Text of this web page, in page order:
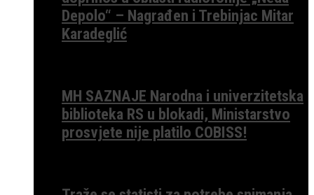
Depolo“ – Nagrađen i Trebinjac Mitar
Karadeglić
MH SAZNAJE Narodna i univerzitetska
biblioteka RS u blokadi, Ministarstvo
prosvjete nije platilo COBISS!